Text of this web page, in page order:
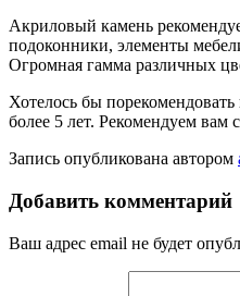
Акриловый камень
подоконники, элементы
Огромная гамма различных
Хотелось бы
более 5 лет. Рекомендуем вам
Запись опубликована автором
Добавить комментарий
Ваш адрес email не будет